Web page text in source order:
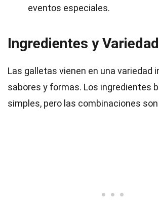
eventos especiales.
Ingredientes y
Las galletas vienen en una variedad
sabores y formas. Los ingredientes
simples, pero las combinaciones